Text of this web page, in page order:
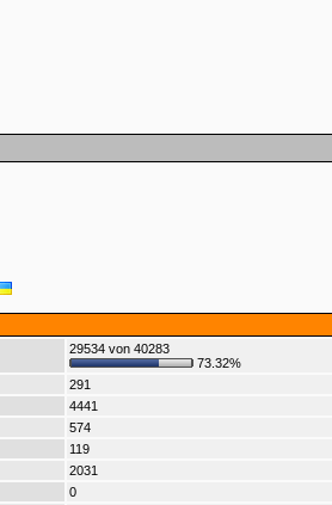
29534 von 40283
73.32%
291
4441
574
119
2031
0